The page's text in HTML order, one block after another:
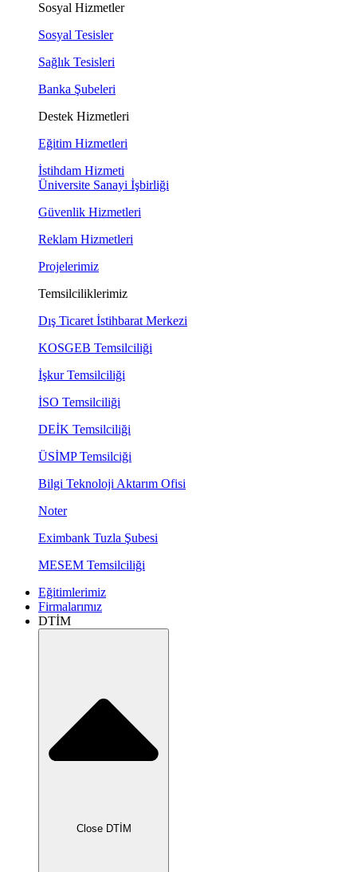
Sosyal Hizmetler
Sosyal Tesisler
Sağlık Tesisleri
Banka Şubeleri
Destek Hizmetleri
Eğitim Hizmetleri
İstihdam Hizmeti
Üniversite Sanayi İşbirliği
Güvenlik Hizmetleri
Reklam Hizmetleri
Projelerimiz
Temsilciliklerimiz
Dış Ticaret İstihbarat Merkezi
KOSGEB Temsilciliği
İşkur Temsilciliği
İSO Temsilciliği
DEİK Temsilciliği
ÜSİMP Temsilciği
Bilgi Teknoloji Aktarım Ofisi
Noter
Eximbank Tuzla Şubesi
MESEM Temsilciliği
Eğitimlerimiz
Firmalarımız
DTİM
Close DTİM